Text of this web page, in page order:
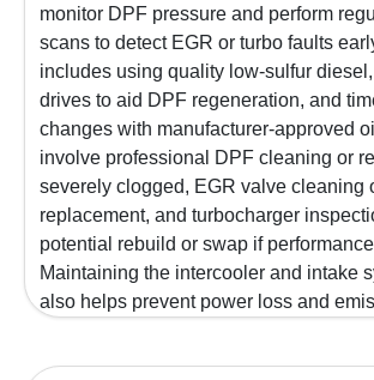
monitor DPF pressure and perform
scans to detect EGR or turbo faults
includes using quality low-sulfur
drives to aid DPF regeneration, and
changes with manufacturer-approved
involve professional DPF cleaning or
severely clogged, EGR valve cleaning
replacement, and turbocharger
potential rebuild or swap if
Maintaining the intercooler and intake
also helps prevent power loss and